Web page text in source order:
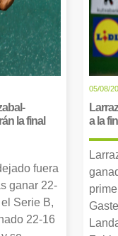
la final
fuera
ganar 22-
Serie B,
22-16
05/08/
a la